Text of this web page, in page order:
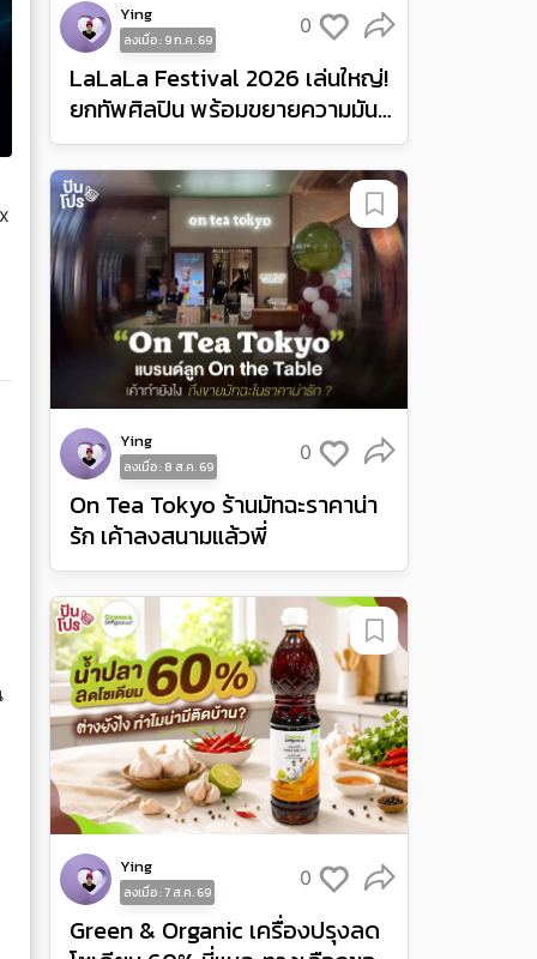
Ying
ลงเมื่อ : 9 ก.ค. 69
LaLaLa Festival 2026 เล่นใหญ่!
ยกทัพศิลปิน พร้อมขยายความมันส์
จากอินโดนีเซียสู่ฟิลิปปินส์
0
Ying
ลงเมื่อ : 8 ส.ค. 69
On Tea Tokyo ร้านมัทฉะราคาน่า
รัก เค้าลงสนามแล้วพี่
0
Ying
ลงเมื่อ : 7 ส.ค. 69
Green & Organic เครื่องปรุงลด
0